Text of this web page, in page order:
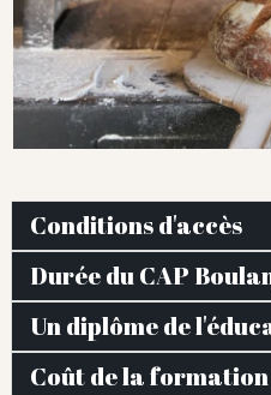
Conditions d'accès
Durée du CAP
Un diplôme de
Coût de la